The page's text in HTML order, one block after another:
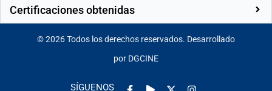
Certificaciones obtenidas
©2026Todos los derechos reservados. Desarrollado
por DGCINE
SÍGUENOS
Facebook-
Play Instagram